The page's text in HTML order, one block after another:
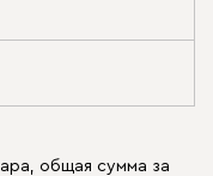
общая сумма за